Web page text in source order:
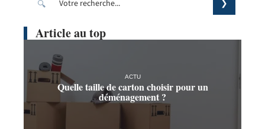
Article au top
ACTU
Quelle taille de carton choisir pour un
déménagement ?